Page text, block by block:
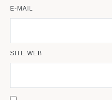
E-MAIL
SITE WEB